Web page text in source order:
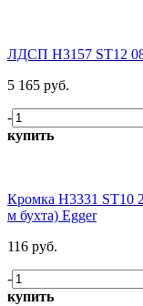
ЛДСП H3157 ST12
5 165 руб.
-
купить
Кромка H3331 ST10
м бухта) Egger
116 руб.
-
купить